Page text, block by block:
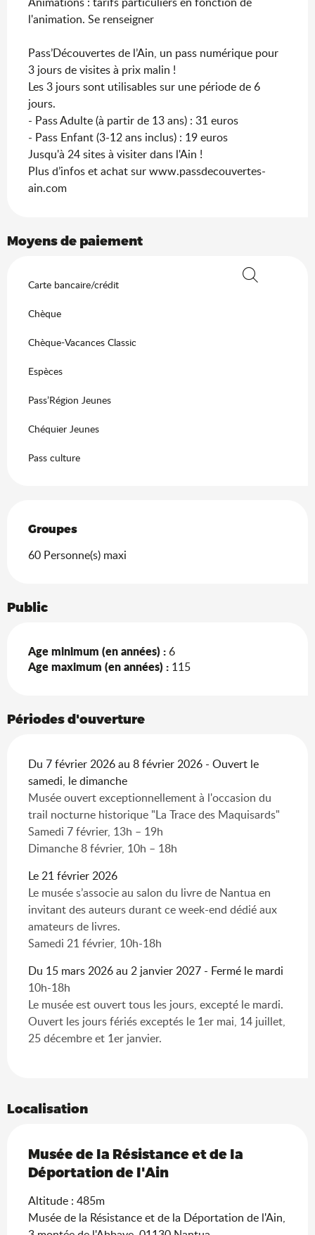
l'animation. Se renseigner
Pass’Découvertes de l’Ain, un pass numérique pour
3 jours de visites à prix malin !
Les 3 jours sont utilisables sur une période de 6
jours.
- Pass Adulte (à partir de 13 ans) : 31 euros
- Pass Enfant (3-12 ans inclus) : 19 euros
Jusqu'à 24 sites à visiter dans l'Ain !
Plus d’infos et achat sur www.passdecouvertes-
ain.com
Moyens de paiement
Carte bancaire/crédit
Chèque
Chèque-Vacances Classic
Espèces
Pass’Région Jeunes
Chéquier Jeunes
Pass culture
Groupes
Groupes
60 Personne(s) maxi
Public
Age minimum (en années) : 6
Age maximum (en années) : 115
Périodes d'ouverture
Du 7 février 2026 au 8 février 2026 - Ouvert le
samedi, le dimanche
Musée ouvert exceptionnellement à l'occasion du
trail nocturne historique "La Trace des Maquisards"
Samedi 7 février, 13h – 19h
Dimanche 8 février, 10h – 18h
Le 21 février 2026
Le musée s’associe au salon du livre de Nantua en
invitant des auteurs durant ce week-end dédié aux
amateurs de livres.
Samedi 21 février, 10h-18h
Du 15 mars 2026 au 2 janvier 2027 - Fermé le mardi
10h-18h
Le musée est ouvert tous les jours, excepté le mardi.
Ouvert les jours fériés exceptés le 1er mai, 14 juillet,
25 décembre et 1er janvier.
Localisation
Musée de la Résistance et de la
Déportation de l'Ain
Altitude : 485m
Musée de la Résistance et de la Déportation de l'Ain,